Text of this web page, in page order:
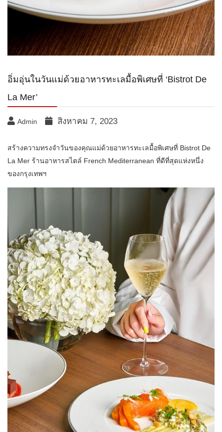
อิ่มอุ่นในวันแม่ด้วยอาหารทะเลมื้อพิเศษที่ ‘Bistrot De
La Mer’
Admin สิงหาคม 7, 2023
สร้างความทรงจำวันของคุณแม่ด้วยอาหารทะเลมื้อพิเศษที่ Bistrot De
La Mer ร้านอาหารสไตล์ French Mediterranean ที่ดีที่สุดแห่งหนึ่ง
ของกรุงเทพฯ